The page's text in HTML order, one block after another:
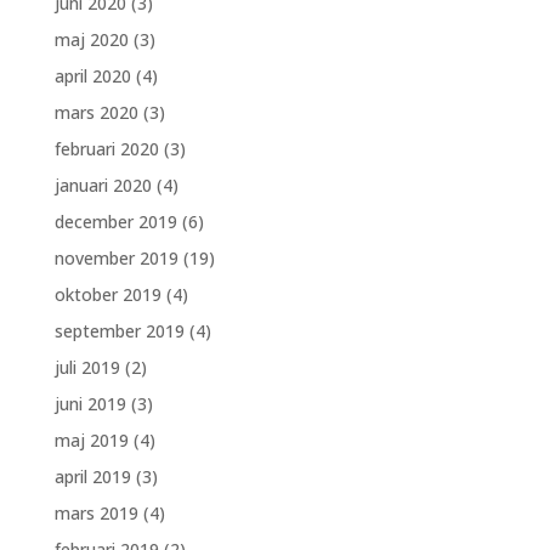
maj 2020 (3)
april 2020 (4)
mars 2020 (3)
februari 2020 (3)
januari 2020 (4)
december 2019 (6)
november 2019 (19)
oktober 2019 (4)
september 2019 (4)
juli 2019 (2)
juni 2019 (3)
maj 2019 (4)
april 2019 (3)
mars 2019 (4)